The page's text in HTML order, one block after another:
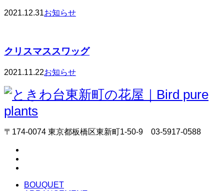
2021.12.31お知らせ
クリスマススワッグ
2021.11.22お知らせ
〒174-0074 東京都板橋区東新町1-50-9 03-5917-0588
BOUQUET